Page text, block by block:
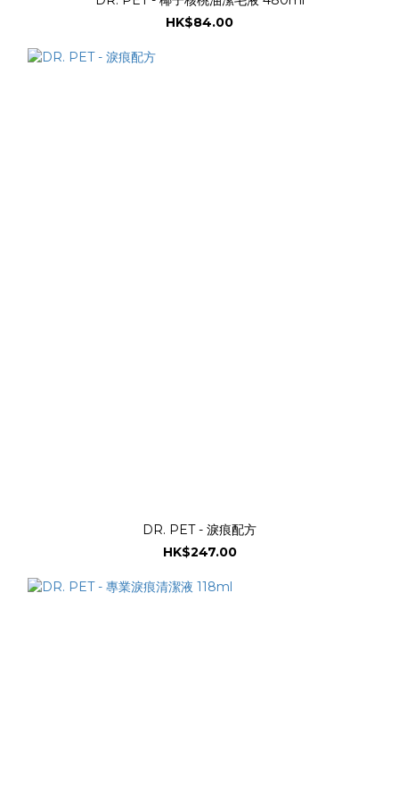
HK$84.00
DR. PET - 淚痕配方
HK$247.00